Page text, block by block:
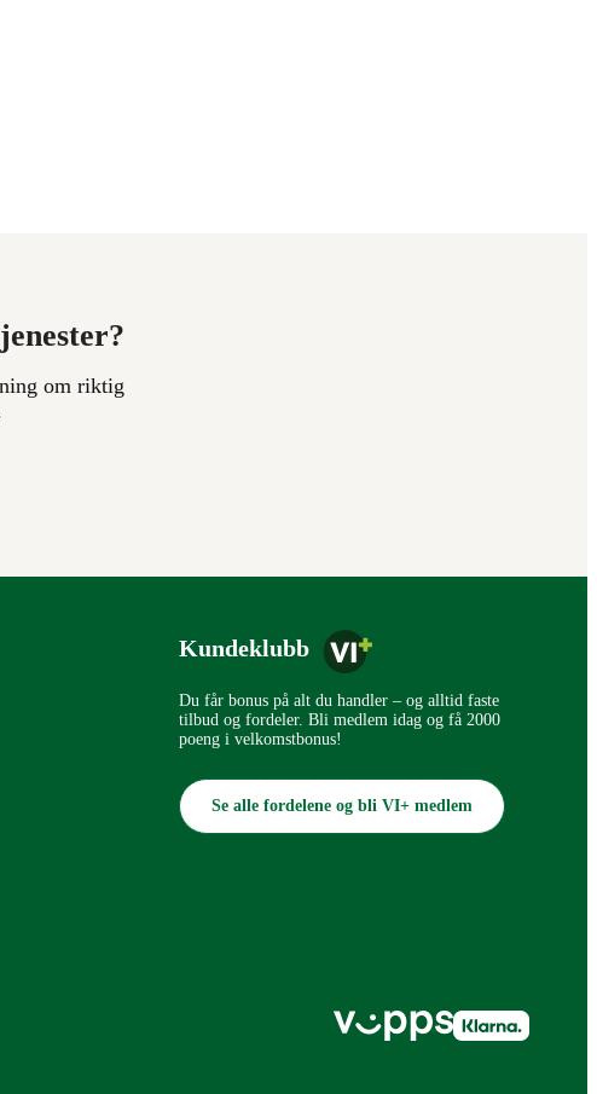
om riktig
Kundeklubb
Du får bonus på alt du handler – og alltid faste
tilbud og fordeler. Bli medlem idag og få 2000
poeng i velkomstbonus!
Se alle fordelene og bli VI+ medlem